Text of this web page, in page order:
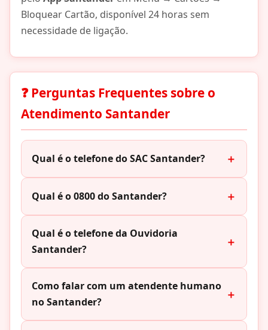
Bloquear Cartão, disponível 24 horas sem
necessidade de ligação.
❓ Perguntas Frequentes sobre o
Atendimento Santander
Qual é o telefone do SAC Santander?
Qual é o 0800 do Santander?
Qual é o telefone da Ouvidoria
Santander?
Como falar com um atendente humano
no Santander?